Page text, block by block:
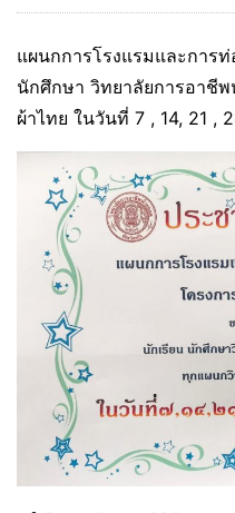
แผนกการโรงแรมและการ
นักศึกษา วิทยาลัยการอาชี
ผ้าไทย ในวันที่ 7 , 14, 21 ,